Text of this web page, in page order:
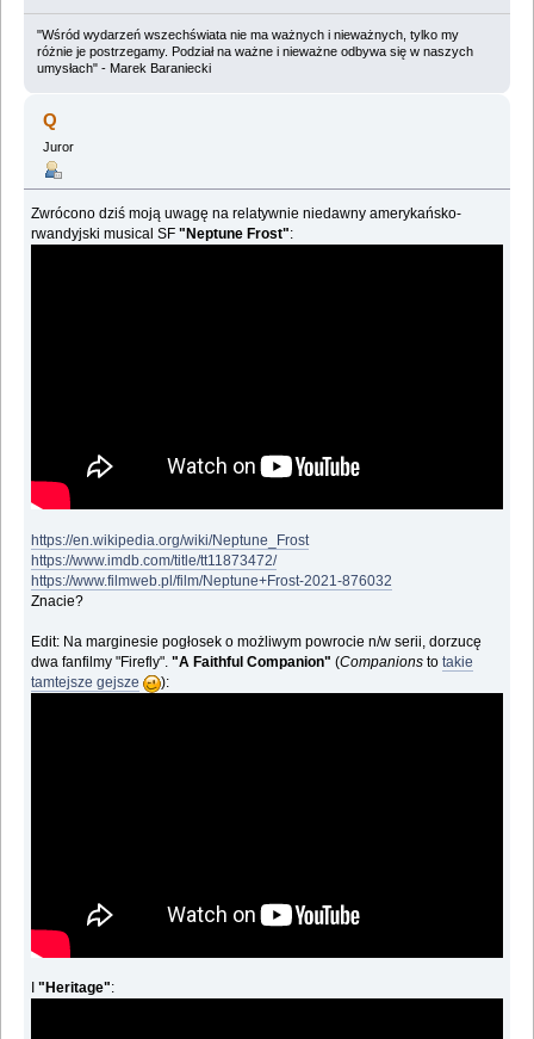
"Wśród wydarzeń wszechświata nie ma ważnych i nieważnych, tylko my
różnie je postrzegamy. Podział na ważne i nieważne odbywa się w naszych
umysłach" - Marek Baraniecki
Q
Juror
Zwrócono dziś moją uwagę na relatywnie niedawny amerykańsko-
rwandyjski musical SF"Neptune Frost":
https://en.wikipedia.org/wiki/Neptune_Frost
https://www.imdb.com/title/tt11873472/
https://www.filmweb.pl/film/Neptune+Frost-2021-876032
Znacie?
Edit: Na marginesie pogłosek o możliwym powrocie n/w serii, dorzucę
dwa fanfilmy "Firefly"."A Faithful Companion" (Companions totakie
tamtejsze gejsze
):
I"Heritage":